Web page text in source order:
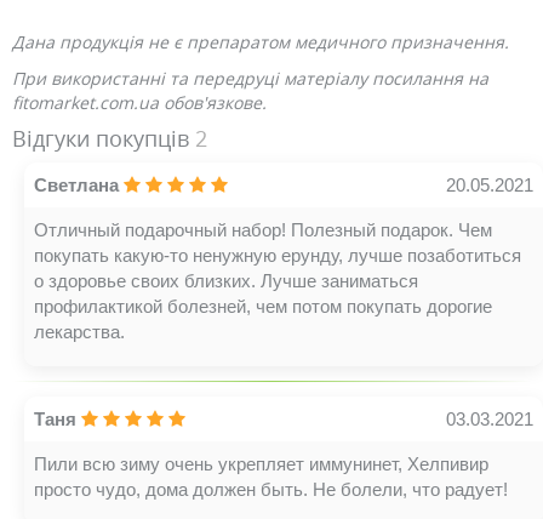
Дана продукція не є препаратом медичного призначення.
При використанні та передруці матеріалу посилання на
fitomarket.com.ua обов'язкове.
Відгуки покупців 2
Светлана 20.05.2021
Отличный подарочный набор! Полезный подарок. Чем
покупать какую-то ненужную ерунду, лучше позаботиться
о здоровье своих близких. Лучше заниматься
профилактикой болезней, чем потом покупать дорогие
лекарства.
Таня 03.03.2021
Пили всю зиму очень укрепляет иммунинет, Хелпивир
просто чудо, дома должен быть. Не болели, что радует!